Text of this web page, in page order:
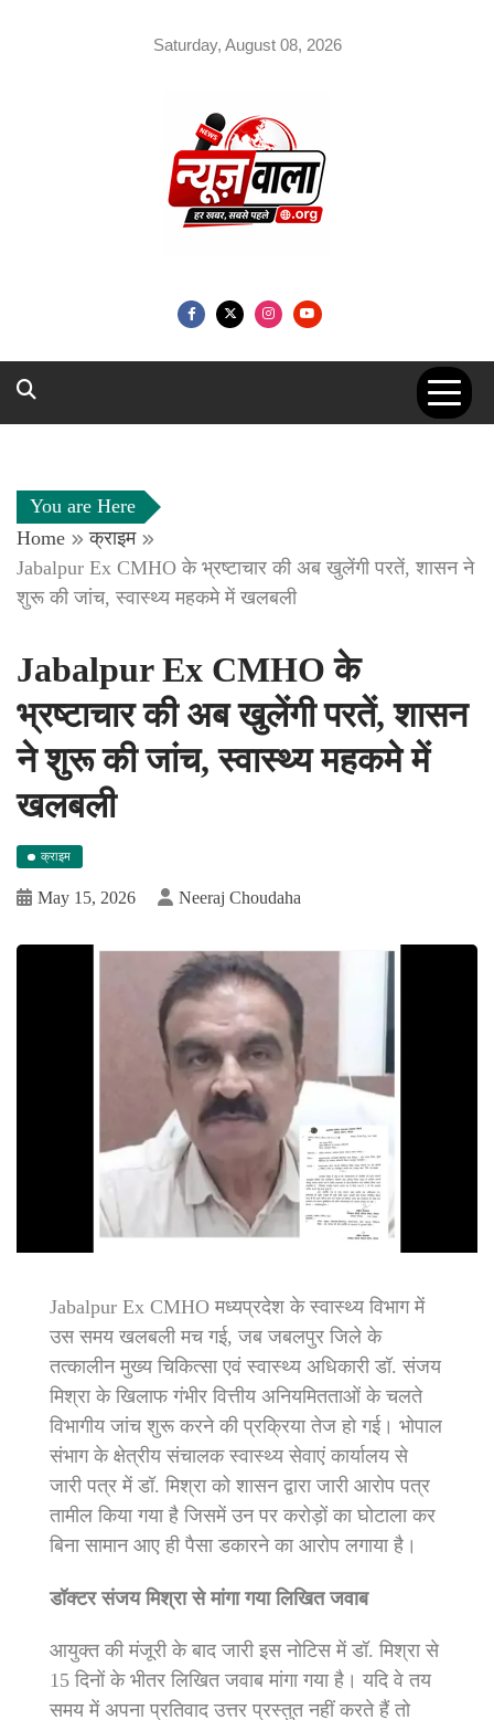
Saturday, August 08, 2026
You are Here
Home
क्राइम
Jabalpur Ex CMHO के भ्रष्टाचार की अब खुलेंगी परतें, शासन ने
शुरू की जांच, स्वास्थ्य महकमे में खलबली
Jabalpur Ex CMHO के
भ्रष्टाचार की अब खुलेंगी परतें, शासन
ने शुरू की जांच, स्वास्थ्य महकमे में
खलबली
क्राइम
May 15, 2026 Neeraj Choudaha
Jabalpur Ex CMHO मध्यप्रदेश के स्वास्थ्य विभाग में
उस समय खलबली मच गई, जब जबलपुर जिले के
तत्कालीन मुख्य चिकित्सा एवं स्वास्थ्य अधिकारी डॉ. संजय
मिश्रा के खिलाफ गंभीर वित्तीय अनियमितताओं के चलते
विभागीय जांच शुरू करने की प्रक्रिया तेज हो गई। भोपाल
संभाग के क्षेत्रीय संचालक स्वास्थ्य सेवाएं कार्यालय से
जारी पत्र में डॉ. मिश्रा को शासन द्वारा जारी आरोप पत्र
तामील किया गया है जिसमें उन पर करोड़ों का घोटाला कर
बिना सामान आए ही पैसा डकारने का आरोप लगाया है।
डॉक्टर संजय मिश्रा से मांगा गया लिखित जवाब
आयुक्त की मंजूरी के बाद जारी इस नोटिस में डॉ. मिश्रा से
15 दिनों के भीतर लिखित जवाब मांगा गया है। यदि वे तय
समय में अपना प्रतिवाद उत्तर प्रस्तुत नहीं करते हैं तो